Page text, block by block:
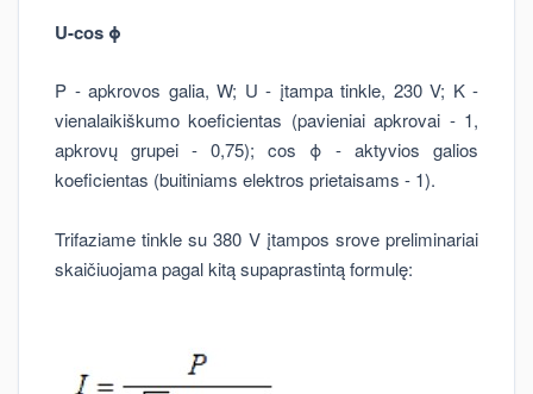
U-cos ϕ
P - apkrovos galia, W; U - įtampa tinkle, 230 V; K -
vienalaikiškumo koeficientas (pavieniai apkrovai - 1,
apkrovų grupei - 0,75); cos ϕ - aktyvios galios
koeficientas (buitiniams elektros prietaisams - 1).
Trifaziame tinkle su 380 V įtampos srove preliminariai
skaičiuojama pagal kitą supaprastintą formulę: